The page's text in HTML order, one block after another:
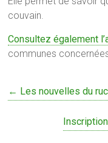
couvain.
Consultez également
communes
← Les nouvelles du